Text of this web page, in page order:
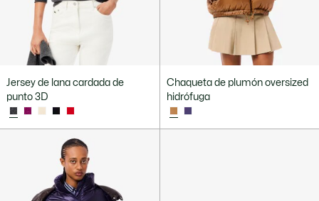
Jersey de lana cardada de
punto 3D
Chaqueta de plumón oversized
hidrófuga